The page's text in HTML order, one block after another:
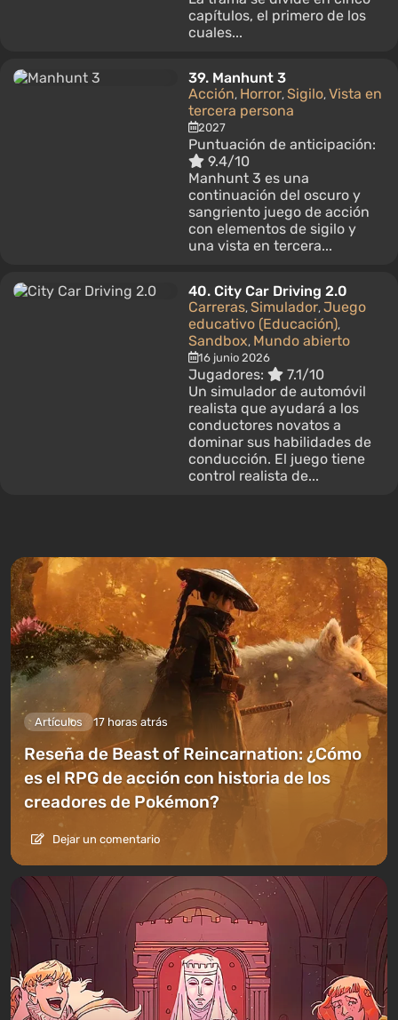
capítulos, el primero de los
cuales...
39. Manhunt 3
Acción, Horror, Sigilo, Vista en
tercera persona
2027
Puntuación de anticipación:
9.4/10
Manhunt 3 es una
continuación del oscuro y
sangriento juego de acción
con elementos de sigilo y
una vista en tercera...
40. City Car Driving 2.0
Carreras, Simulador, Juego
educativo (Educación),
Sandbox, Mundo abierto
16 junio 2026
Jugadores:
7.1/10
Un simulador de automóvil
realista que ayudará a los
conductores novatos a
dominar sus habilidades de
conducción. El juego tiene
control realista de...
Artículos 17 horas atrás
Reseña de Beast of Reincarnation: ¿Cómo
es el RPG de acción con historia de los
creadores de Pokémon?
Dejar un comentario